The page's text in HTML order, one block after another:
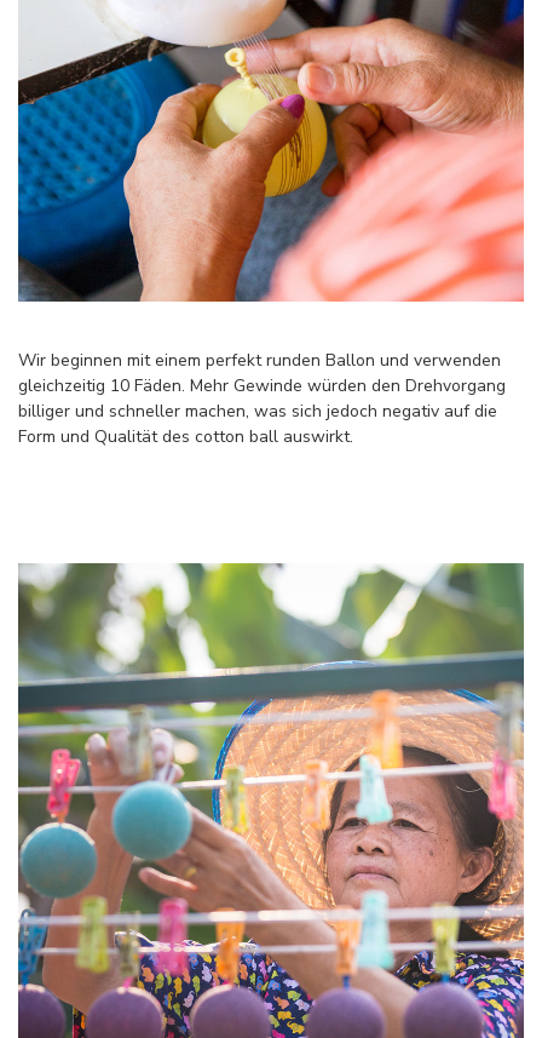
Wir beginnen mit einem perfekt runden Ballon und verwenden
gleichzeitig 10 Fäden. Mehr Gewinde würden den Drehvorgang
billiger und schneller machen, was sich jedoch negativ auf die
Form und Qualität des cotton ball auswirkt.